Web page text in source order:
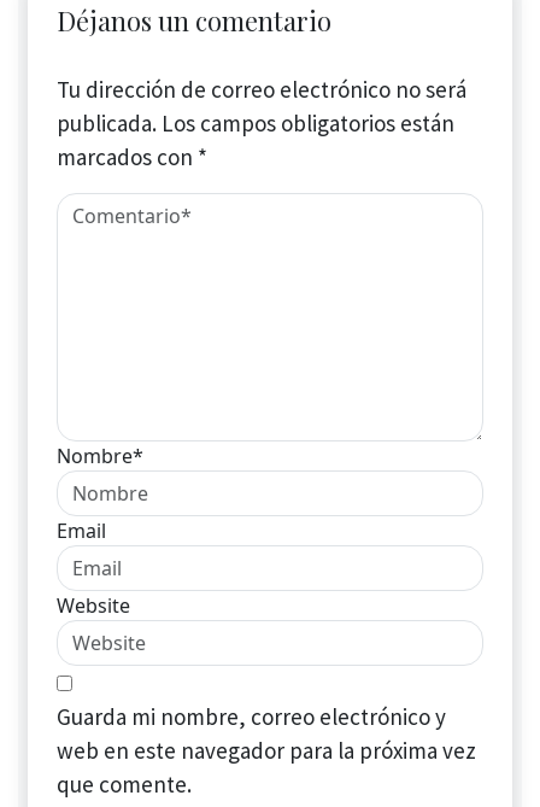
Déjanos un comentario
Tu dirección de correo electrónico no será
publicada. Los campos obligatorios están
marcados con *
Nombre*
Email
Website
Guarda mi nombre, correo electrónico y
web en este navegador para la próxima vez
que comente.